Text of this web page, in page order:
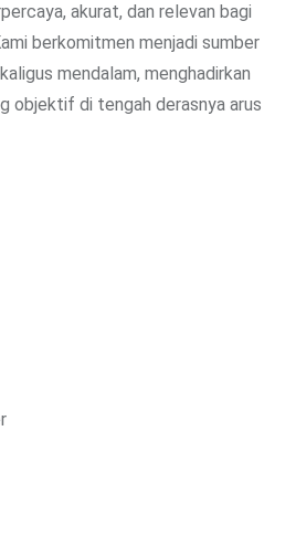
akurat, dan relevan bagi
berkomitmen menjadi sumber
mendalam, menghadirkan
objektif di tengah derasnya arus